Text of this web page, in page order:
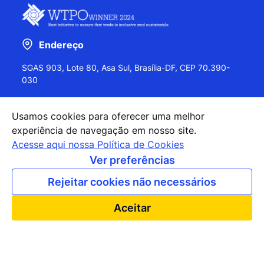
Endereço
SGAS 903, Lote 80, Asa Sul, Brasília-DF, CEP 70.390-
030
+55 (61) 2027-0202
+55 (61) 2027-0203
apexbrasil@apexbrasil.com.br
Nossos escritórios pelo mundo
Usamos cookies para oferecer uma melhor
experiência de navegação em nosso site.
Acesse aqui nossa Política de Cookies
Ver preferências
Rejeitar cookies não necessários
Aceitar